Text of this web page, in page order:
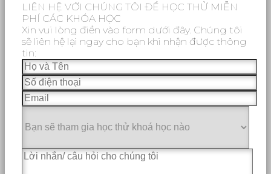
LIÊN HỆ VỚI CHÚNG TÔI ĐỂ HỌC THỬ MIỄN
PHÍ CÁC KHÓA HỌC
Xin vui lòng điền vào form dưới đây. Chúng tôi
sẽ liên hệ lại ngay cho bạn khi nhận được thông
tin: